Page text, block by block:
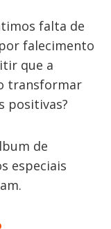
falta de
falecimento
que a
transformar
positivas?
de
especiais